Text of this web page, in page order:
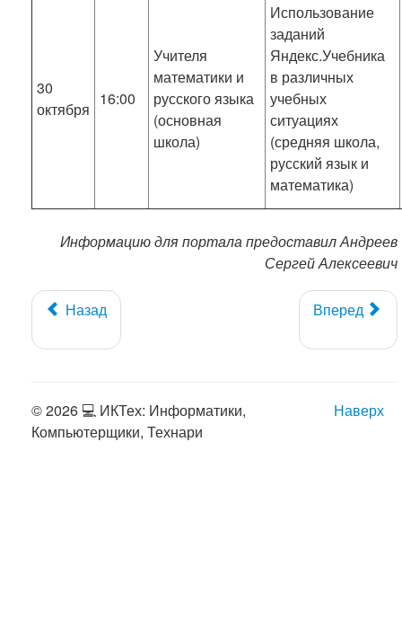
30
октября
16:00
Учителя
математики и
русского языка
(основная
школа)
Использование
заданий
Яндекс.Учебника
в различных
учебных
ситуациях
(средняя школа,
русский язык и
математика)
Информацию для портала предоставил Андреев
Сергей Алексеевич
Назад Вперед
Наверх
© 2026 💻 ИКТех: Информатики,
Компьютерщики, Технари